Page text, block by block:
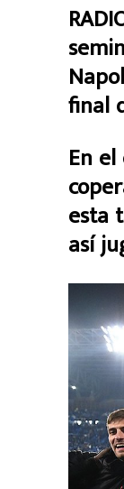
final
En
esta
así